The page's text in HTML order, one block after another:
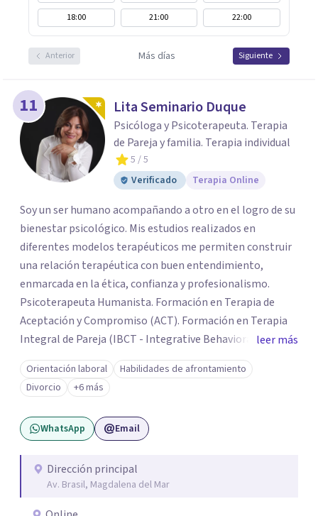
18:00
21:00 22:00
Anterior Más días Siguiente
11 Lita Seminario Duque
Psicóloga y Psicoterapeuta. Terapia
de Pareja y familia. Terapia individual
5 / 5
Verificado
Terapia Online
Soy un ser humano acompañando a otro en el logro de su
bienestar psicológico. Mis estudios realizados en
diferentes modelos terapéuticos me permiten construir
una relación terapéutica con buen entendimiento,
enmarcada en la ética, confianza y profesionalismo.
Psicoterapeuta Humanista. Formación en Terapia de
Aceptación y Compromiso (ACT). Formación en Terapia
Integral de Pareja (IBCT - Integrative Behavioral Couple
Therapy). Formación en Terapia de esquemas por CETEP.
Formación en Entrenamiento en Habilidades. Formación
en Análisis de la conducta. Formación en Terapia
Dialéctica Conductual - DBT. Formación en Terapia de
Familia y Pareja.
leer más
Orientación laboral
Habilidades de afrontamiento
Divorcio
+6 más
WhatsApp Email
Dirección principal
Av. Brasil, Magdalena del Mar